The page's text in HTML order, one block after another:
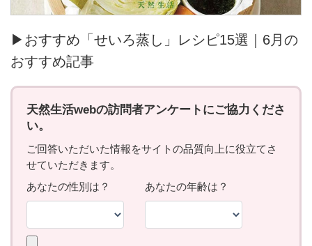
▶おすすめ「せいろ蒸し」レシピ15選｜6月の
おすすめ記事